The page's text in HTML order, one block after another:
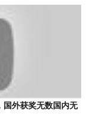
国外获奖无数国内无